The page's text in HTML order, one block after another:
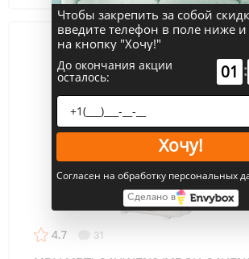
4.7 31
Чтобы закрепить за собой
введите телефон в поле ниже
на кнопку "Хочу!"
До окончания акции
осталось: 01 :
Хочу!
Согласен на обработку персональных
Сделано в